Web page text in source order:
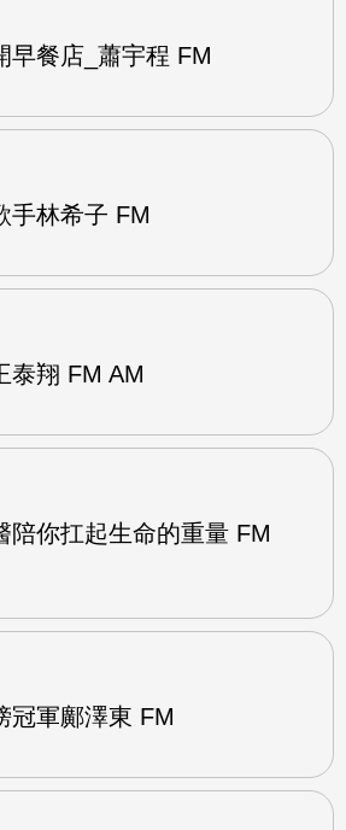
早餐店_蕭宇程 FM
手林希子 FM
泰翔 FM AM
陪你扛起生命的重量 FM
冠軍鄺澤東 FM